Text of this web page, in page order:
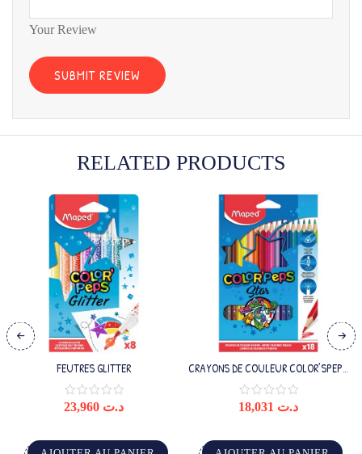
Your Review
RELATED PRODUCTS
FEUTRES GLITTER
د.ت
CRAYONS DE COULEUR COLOR’SPEPS
X18
د.ت